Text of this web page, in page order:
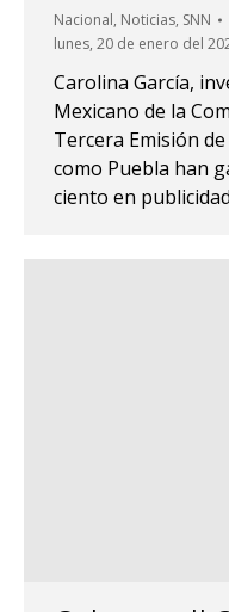
Nacional, Noticias, SNN
lunes, 20 de enero del
Carolina García,
Mexicano de la
Tercera Emisión
como Puebla han
ciento en